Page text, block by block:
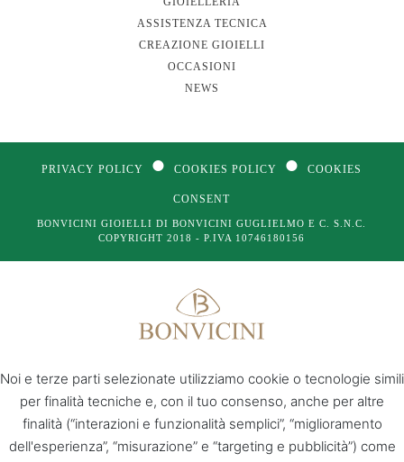
ASSISTENZA TECNICA
CREAZIONE GIOIELLI
OCCASIONI
NEWS
PRIVACY POLICY ●COOKIES POLICY ●COOKIES
CONSENT
BONVICINI GIOIELLI DI BONVICINI GUGLIELMO E C. S.N.C.
COPYRIGHT 2018 - P.IVA 10746180156
Noi e terze parti selezionate utilizziamo cookie o tecnologie simili
per finalità tecniche e, con il tuo consenso, anche per altre
finalità (“interazioni e funzionalità semplici”, “miglioramento
dell'esperienza”, “misurazione” e “targeting e pubblicità”) come